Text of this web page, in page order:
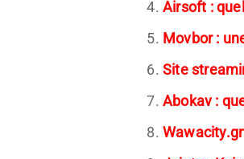
Airsoft :
Movbor :
Site
Abokav :